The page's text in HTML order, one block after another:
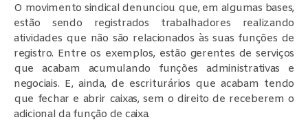
O movimento sindical denunciou que, em algumas bases,
estão sendo registrados trabalhadores realizando
atividades que não são relacionados às suas funções de
registro. Entre os exemplos, estão gerentes de serviços
que acabam acumulando funções administrativas e
negociais. E, ainda, de escriturários que acabam tendo
que fechar e abrir caixas, sem o direito de receberem o
adicional da função de caixa.